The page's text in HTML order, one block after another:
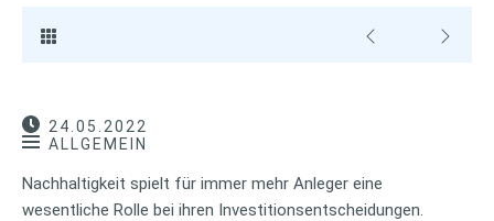
24.05.2022
ALLGEMEIN
Nachhaltigkeit spielt für immer mehr Anleger eine
wesentliche Rolle bei ihren Investitionsentscheidungen.